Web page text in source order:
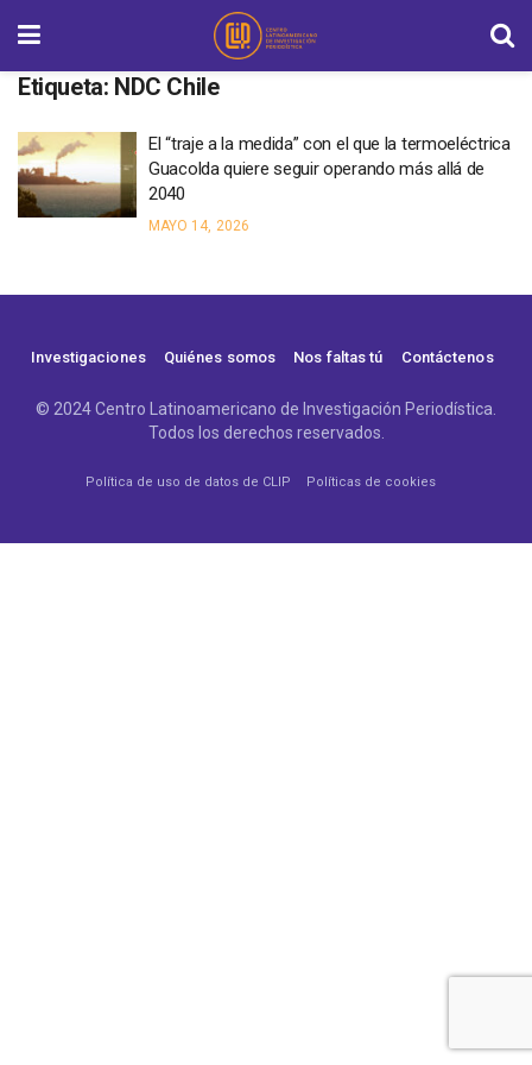
Etiqueta: NDC Chile
El “traje a la medida” con el que la termoeléctrica
Guacolda quiere seguir operando más allá de
2040
MAYO 14, 2026
Investigaciones Quiénes somos Nos faltas tú Contáctenos
© 2024 Centro Latinoamericano de Investigación Periodística.
Todos los derechos reservados.
Política de uso de datos de CLIP Políticas de cookies